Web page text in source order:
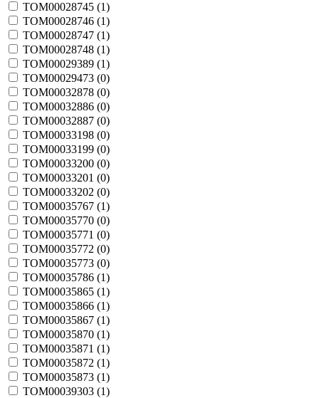
TOM00028745 (1)
TOM00028746 (1)
TOM00028747 (1)
TOM00028748 (1)
TOM00029389 (1)
TOM00029473 (0)
TOM00032878 (0)
TOM00032886 (0)
TOM00032887 (0)
TOM00033198 (0)
TOM00033199 (0)
TOM00033200 (0)
TOM00033201 (0)
TOM00033202 (0)
TOM00035767 (1)
TOM00035770 (0)
TOM00035771 (0)
TOM00035772 (0)
TOM00035773 (0)
TOM00035786 (1)
TOM00035865 (1)
TOM00035866 (1)
TOM00035867 (1)
TOM00035870 (1)
TOM00035871 (1)
TOM00035872 (1)
TOM00035873 (1)
TOM00039303 (1)